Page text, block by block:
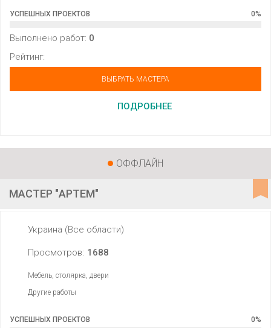
УСПЕШНЫХ ПРОЕКТОВ 0%
Выполнено работ: 0
Рейтинг:
ВЫБРАТЬ МАСТЕРА
ПОДРОБНЕЕ
ОФФЛАЙН
МАСТЕР "АРТЕМ"
Украина (Все области)
Просмотров: 1688
Мебель, столярка, двери
Другие работы
УСПЕШНЫХ ПРОЕКТОВ 0%